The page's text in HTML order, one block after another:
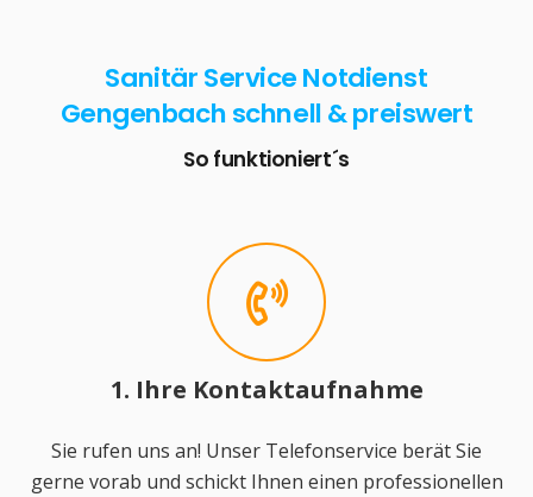
Sanitär Service Notdienst
Gengenbach schnell & preiswert
So funktioniert´s
1. Ihre Kontaktaufnahme
Sie rufen uns an! Unser Telefonservice berät Sie
gerne vorab und schickt Ihnen einen professionellen